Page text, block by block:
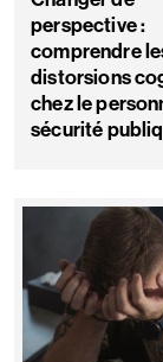
perspective :
comprendre
distorsions
chez le
sécurité